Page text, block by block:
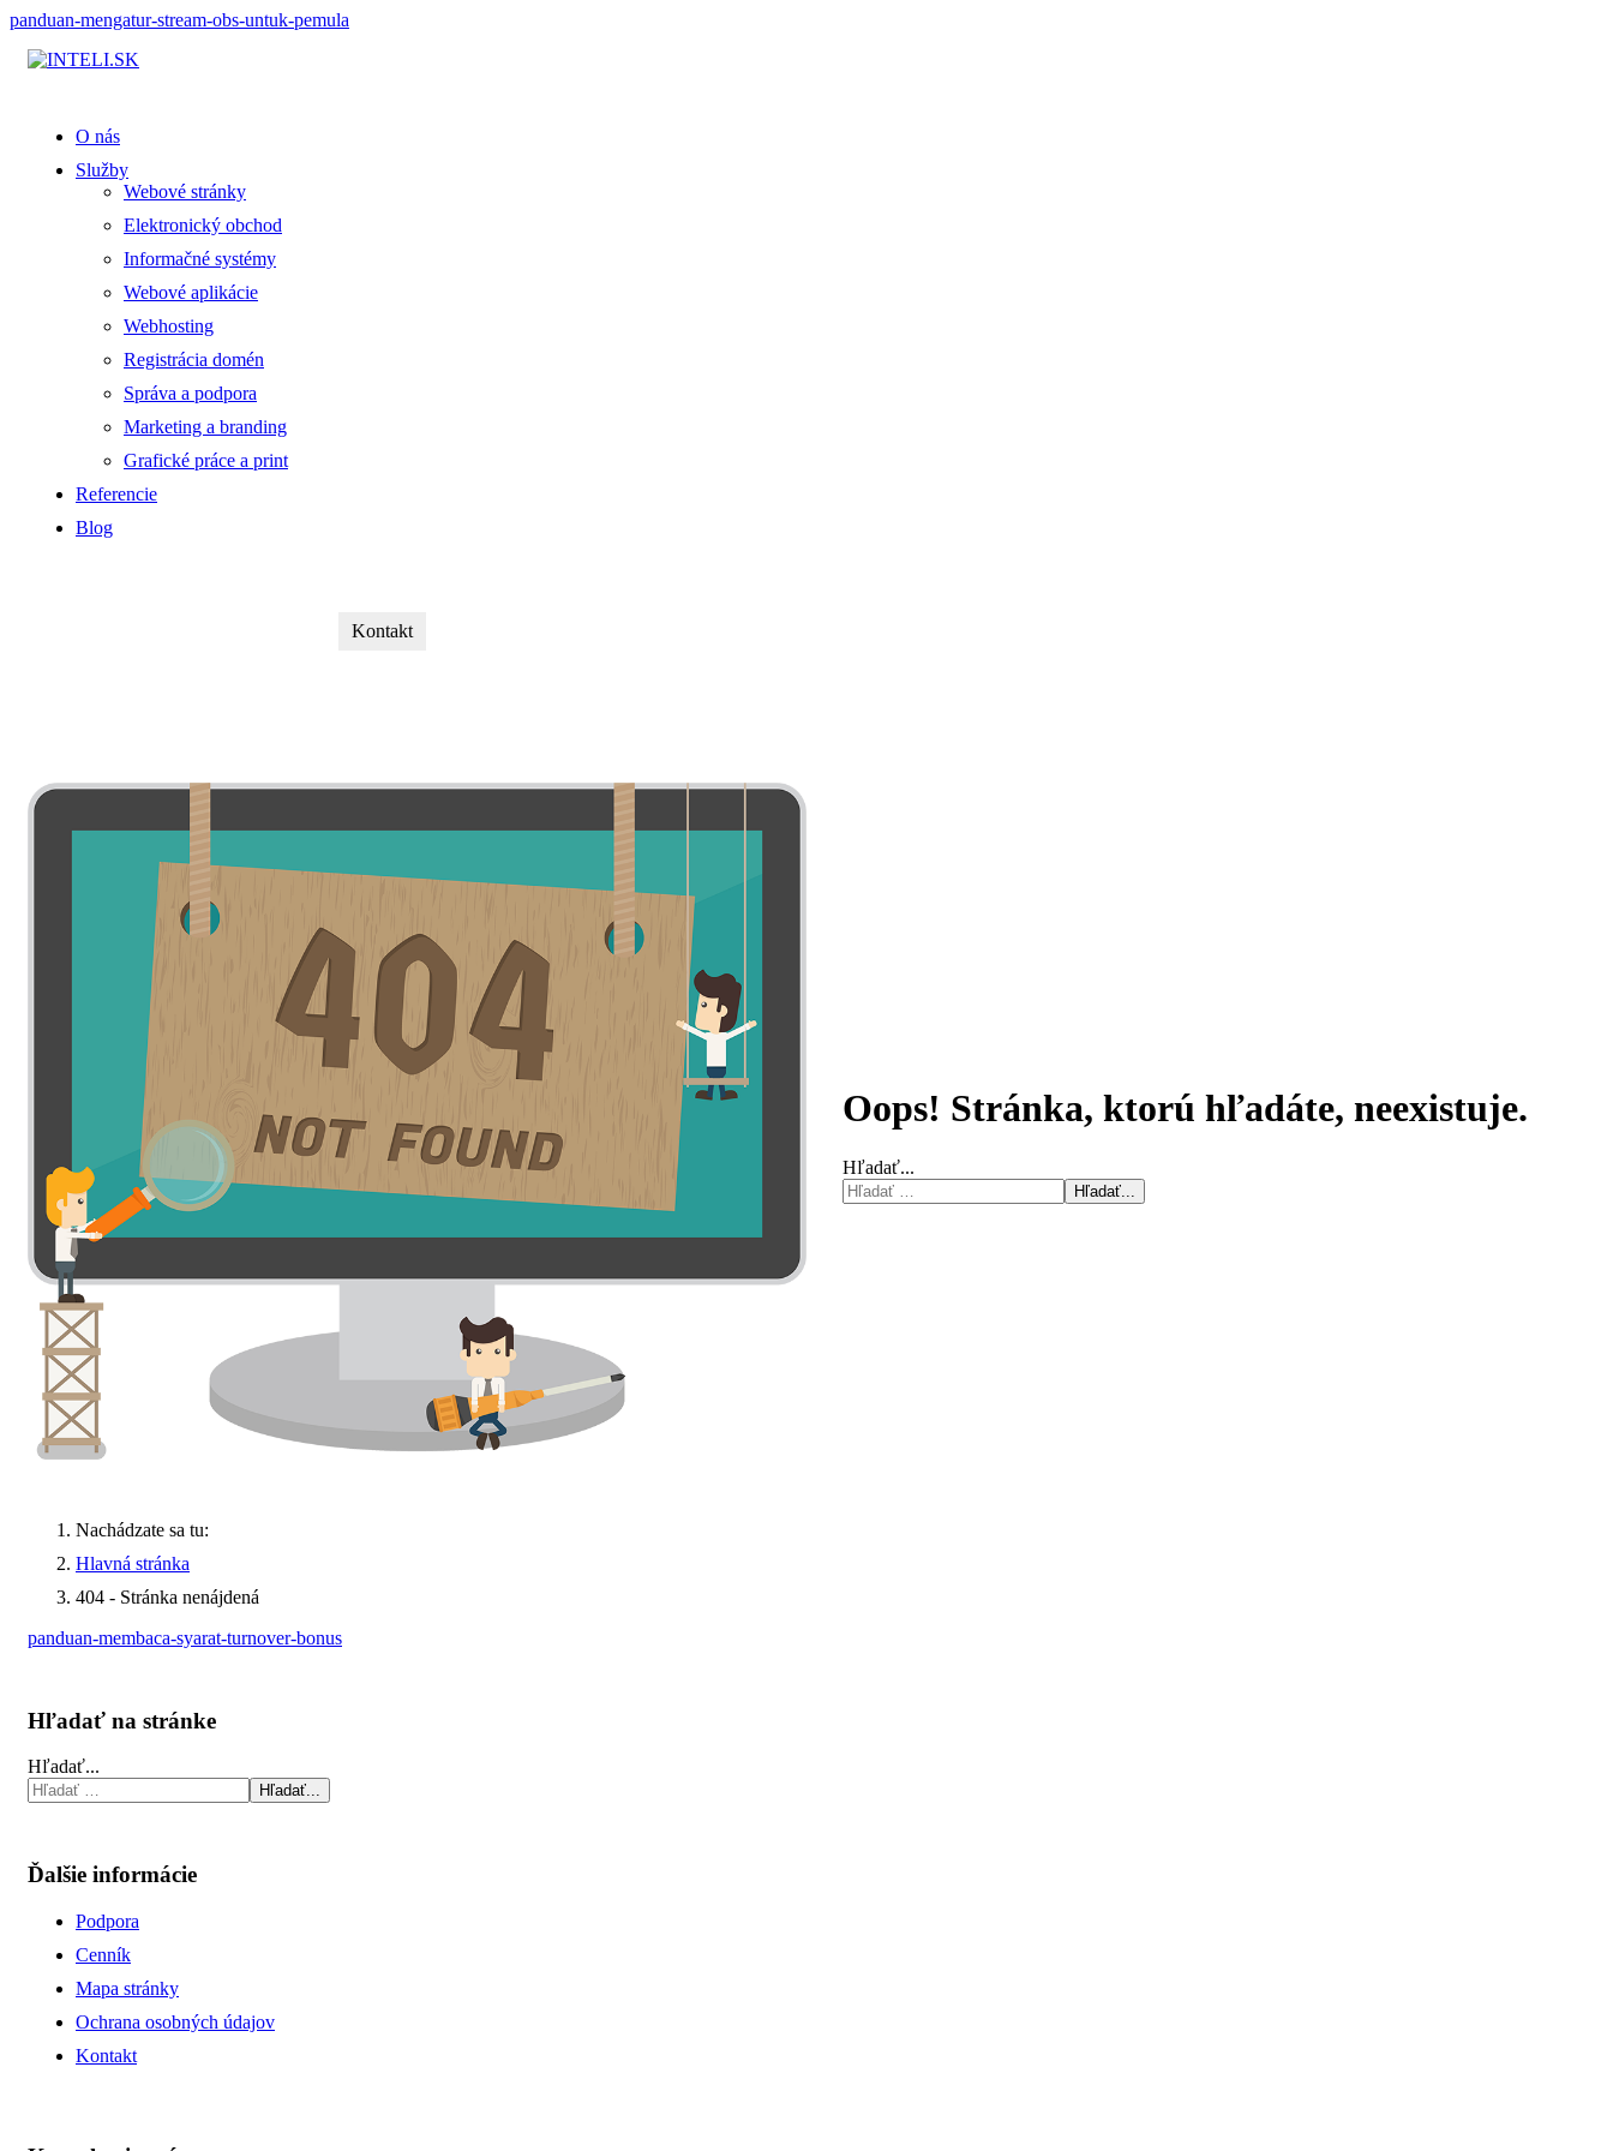
panduan-mengatur-stream-obs-untuk-pemula
O nás
Služby
Webové stránky
Elektronický obchod
Informačné systémy
Webové aplikácie
Webhosting
Registrácia domén
Správa a podpora
Marketing a branding
Grafické práce a print
Referencie
Blog
Kontakt
Oops! Stránka, ktorú hľadáte, neexistuje.
Hľadať...
Hľadať...
Nachádzate sa tu:
Hlavná stránka
404 - Stránka nenájdená
panduan-membaca-syarat-turnover-bonus
Hľadať na stránke
Hľadať...
Hľadať...
Ďalšie informácie
Podpora
Cenník
Mapa stránky
Ochrana osobných údajov
Kontakt